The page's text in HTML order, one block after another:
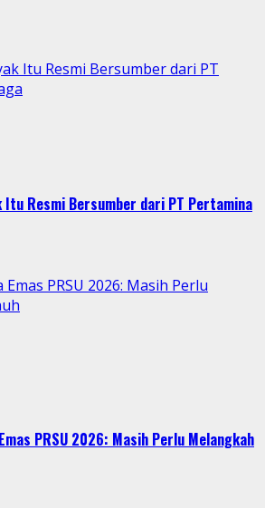
Itu Resmi Bersumber dari PT
Itu Resmi Bersumber dari PT Pertamina
PRSU 2026: Masih Perlu
PRSU 2026: Masih Perlu Melangkah